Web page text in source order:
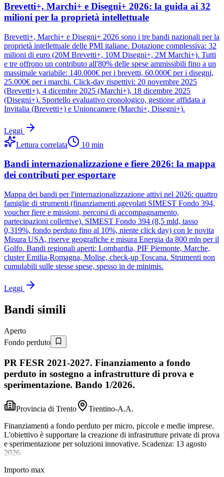
Brevetti+, Marchi+ e Disegni+ 2026: la guida ai 32
milioni per la proprietà intellettuale
Brevetti+, Marchi+ e Disegni+ 2026 sono i tre bandi nazionali per la
proprietà intellettuale delle PMI italiane. Dotazione complessiva: 32
milioni di euro (20M Brevetti+, 10M Disegni+, 2M Marchi+). Tutti
e tre offrono un contributo all'80% delle spese ammissibili fino a un
massimale variabile: 140.000€ per i brevetti, 60.000€ per i disegni,
25.000€ per i marchi. Click-day rispettivi: 20 novembre 2025
(Brevetti+), 4 dicembre 2025 (Marchi+), 18 dicembre 2025
(Disegni+). Sportello evaluativo cronologico, gestione affidata a
Invitalia (Brevetti+) e Unioncamere (Marchi+, Disegni+).
Leggi
Lettura correlata
10 min
Bandi internazionalizzazione e fiere 2026: la mappa
dei contributi per esportare
Mappa dei bandi per l'internazionalizzazione attivi nel 2026: quattro
famiglie di strumenti (finanziamenti agevolati SIMEST Fondo 394,
voucher fiere e missioni, percorsi di accompagnamento,
partecipazioni collettive). SIMEST Fondo 394 (8,5 mld, tasso
0,319%, fondo perduto fino al 10%, niente click day) con le novita
Misura USA, riserve geografiche e misura Energia da 800 mln per il
Golfo. Bandi regionali aperti: Lombardia, PIF Piemonte, Marche,
cluster Emilia-Romagna, Molise, check-up Toscana. Strumenti non
cumulabili sulle stesse spese, spesso in de minimis.
Leggi
Bandi simili
Aperto
Fondo perduto
PR FESR 2021-2027. Finanziamento a fondo
perduto in sostegno a infrastrutture di prova e
sperimentazione. Bando 1/2026.
Provincia di Trento
Trentino-A.A.
Finanziamenti a fondo perduto per micro, piccole e medie imprese.
L'obiettivo è supportare la creazione di infrastrutture private di prova
e sperimentazione per soluzioni innovative. Scadenza: 13 agosto
2026.
Importo max